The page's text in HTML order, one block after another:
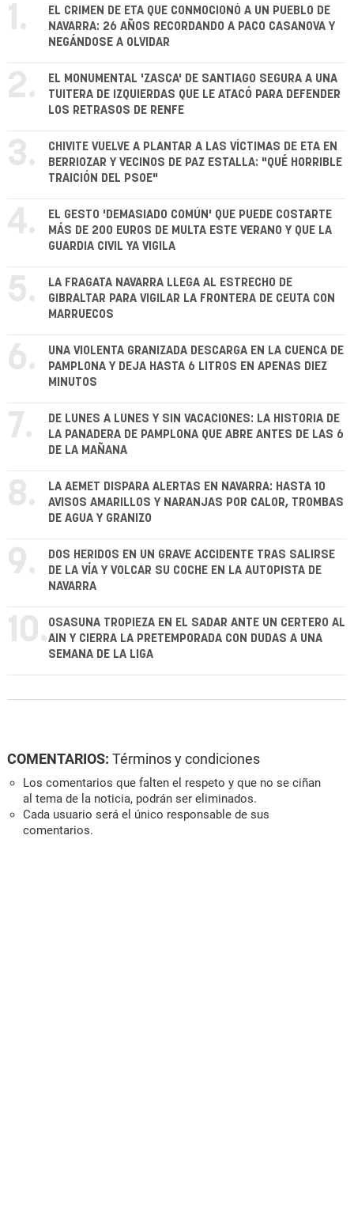
1.
EL CRIMEN DE ETA QUE CONMOCIONÓ A UN PUEBLO DE
NAVARRA: 26 AÑOS RECORDANDO A PACO CASANOVA Y
NEGÁNDOSE A OLVIDAR
2.
EL MONUMENTAL 'ZASCA' DE SANTIAGO SEGURA A UNA
TUITERA DE IZQUIERDAS QUE LE ATACÓ PARA DEFENDER
LOS RETRASOS DE RENFE
3.
CHIVITE VUELVE A PLANTAR A LAS VÍCTIMAS DE ETA EN
BERRIOZAR Y VECINOS DE PAZ ESTALLA: "QUÉ HORRIBLE
TRAICIÓN DEL PSOE"
4.
EL GESTO 'DEMASIADO COMÚN' QUE PUEDE COSTARTE
MÁS DE 200 EUROS DE MULTA ESTE VERANO Y QUE LA
GUARDIA CIVIL YA VIGILA
5.
LA FRAGATA NAVARRA LLEGA AL ESTRECHO DE
GIBRALTAR PARA VIGILAR LA FRONTERA DE CEUTA CON
MARRUECOS
6.
UNA VIOLENTA GRANIZADA DESCARGA EN LA CUENCA DE
PAMPLONA Y DEJA HASTA 6 LITROS EN APENAS DIEZ
MINUTOS
7.
DE LUNES A LUNES Y SIN VACACIONES: LA HISTORIA DE
LA PANADERA DE PAMPLONA QUE ABRE ANTES DE LAS 6
DE LA MAÑANA
8.
LA AEMET DISPARA ALERTAS EN NAVARRA: HASTA 10
AVISOS AMARILLOS Y NARANJAS POR CALOR, TROMBAS
DE AGUA Y GRANIZO
9.
DOS HERIDOS EN UN GRAVE ACCIDENTE TRAS SALIRSE
DE LA VÍA Y VOLCAR SU COCHE EN LA AUTOPISTA DE
NAVARRA
10. OSASUNA TROPIEZA EN EL SADAR ANTE UN CERTERO AL
AIN Y CIERRA LA PRETEMPORADA CON DUDAS A UNA
SEMANA DE LA LIGA
COMENTARIOS: Términos y condiciones
Los comentarios que falten el respeto y que no se ciñan
al tema de la noticia, podrán ser eliminados.
Cada usuario será el único responsable de sus
comentarios.